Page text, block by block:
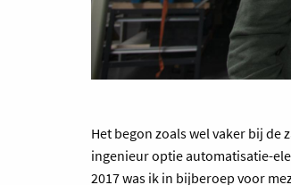
Het begon zoals wel vaker bij
ingenieur optie automatisatie-
2017 was ik in bijberoep voor